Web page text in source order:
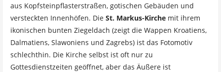
aus Kopfsteinpflasterstraßen, gotischen Gebäuden und
versteckten Innenhöfen. Die St. Markus-Kirchemit ihrem
ikonischen bunten Ziegeldach (zeigt die Wappen Kroatiens,
Dalmatiens, Slawoniens und Zagrebs) ist das Fotomotiv
schlechthin. Die Kirche selbst ist oft nur zu
Gottesdienstzeiten geöffnet, aber das Äußere ist